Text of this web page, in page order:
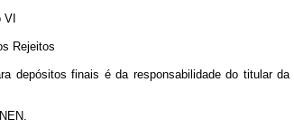
Rejeitos
finais é da responsabilidade do titular